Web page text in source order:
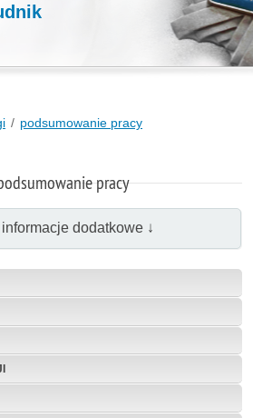
podsumowanie pracy
pracy
dodatkowe ↓